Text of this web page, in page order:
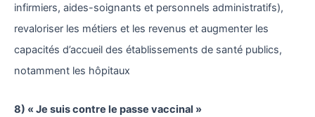
infirmiers, aides-soignants et personnels administratifs),
revaloriser les métiers et les revenus et augmenter les
capacités d’accueil des établissements de santé publics,
notamment les hôpitaux
8) « Je suis contre le passe vaccinal »